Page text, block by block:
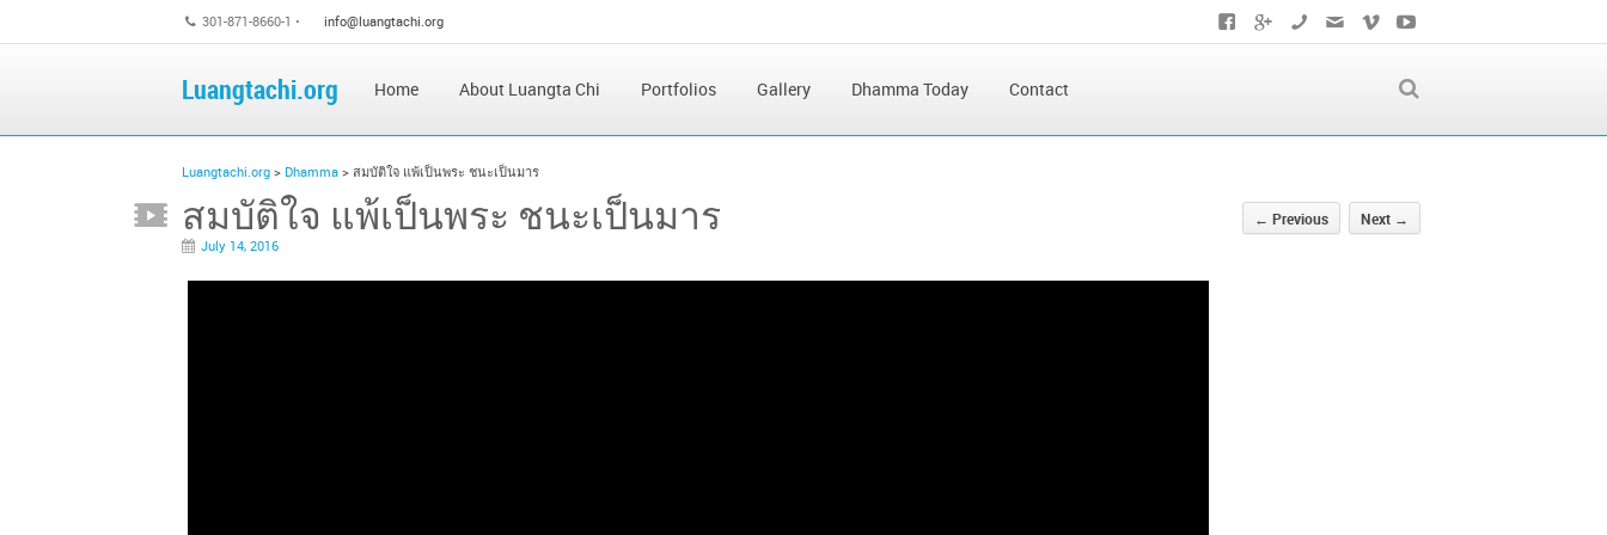
301-871-8660-1 • info@luangtachi.org
Luangtachi.org Home About Luangta Chi Portfolios Gallery Dhamma Today Contact
Luangtachi.org > Dhamma > สมบัติใจ แพ้เป็นพระ ชนะเป็นมาร
← Previous Next →
สมบัติใจ แพ้เป็นพระ ชนะเป็นมาร
July 14, 2016